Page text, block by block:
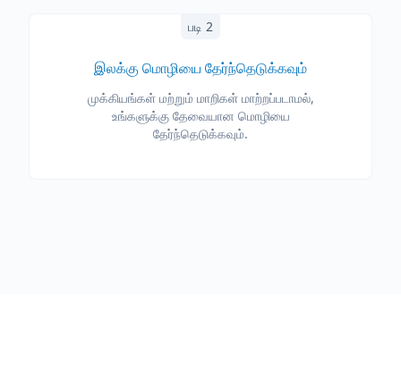
படி 2
இலக்கு மொழியை தேர்ந்தெடுக்கவும்
முக்கியங்கள் மற்றும் மாறிகள் மாற்றப்படாமல்,
உங்களுக்கு தேவையான மொழியை
தேர்ந்தெடுக்கவும்.